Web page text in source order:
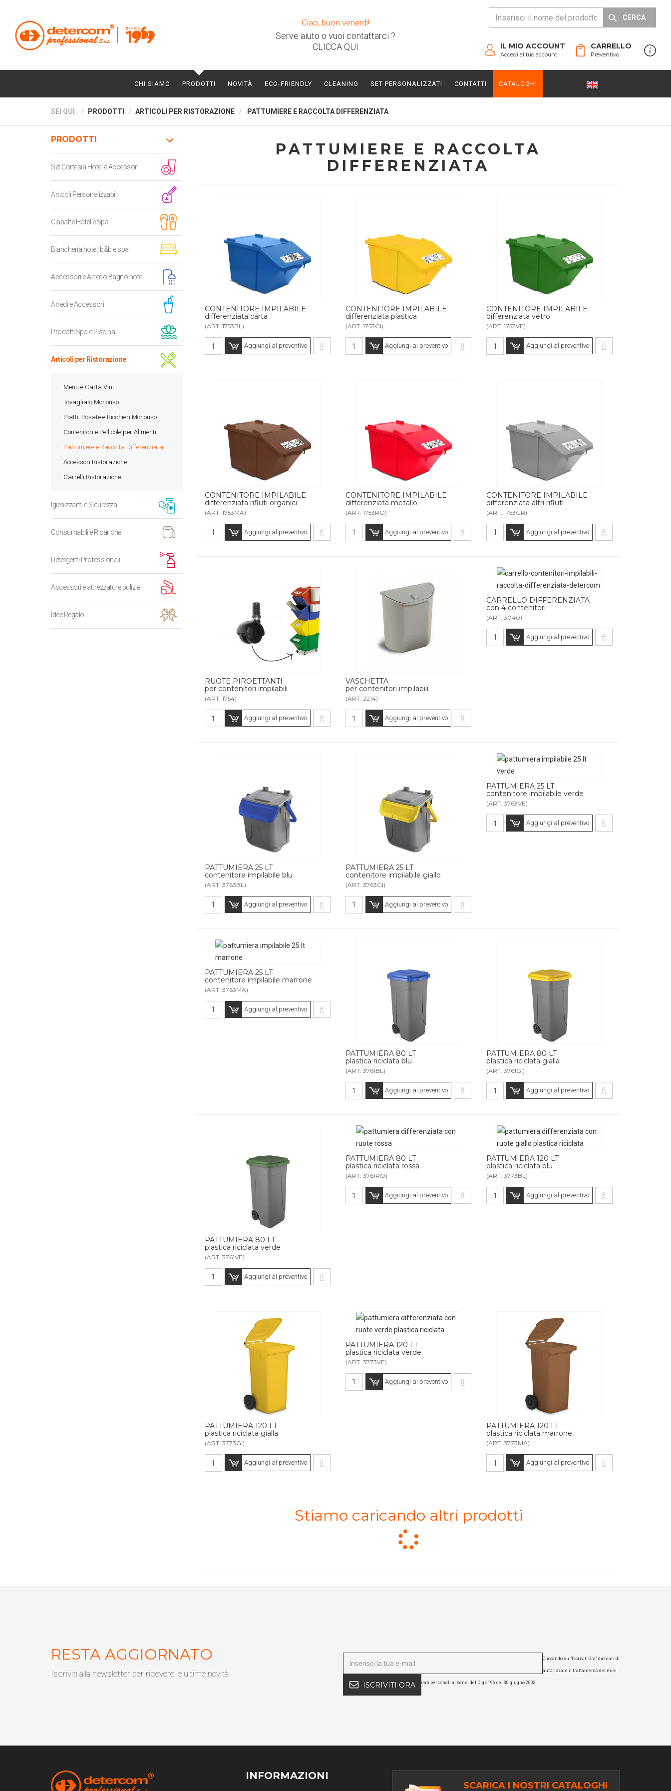
Ciao, buon venerdì!
Serve aiuto o vuoi contattarci ?
CLICCA QUI
CERCA
CARRELLO
Preventivo
IL MIO ACCOUNT
Accedi al tuo account
CHI SIAMO PRODOTTI NOVITÀ ECO-FRIENDLY CLEANING SET PERSONALIZZATI CONTATTI CATALOGHI
SEI QUI: PRODOTTI ARTICOLI PER RISTORAZIONE PATTUMIERE E RACCOLTA DIFFERENZIATA
PATTUMIERE E RACCOLTA
DIFFERENZIATA
CONTENITORE IMPILABILE
differenziata carta
(ART. 1753BL)
Aggiungi al preventivo
CONTENITORE IMPILABILE
differenziata plastica
(ART. 1753GI)
Aggiungi al preventivo
CONTENITORE IMPILABILE
differenziata vetro
(ART. 1753VE)
Aggiungi al preventivo
CONTENITORE IMPILABILE
differenziata rifiuti organici
(ART. 1753MA)
Aggiungi al preventivo
CONTENITORE IMPILABILE
differenziata metallo
(ART. 1753RO)
Aggiungi al preventivo
CONTENITORE IMPILABILE
differenziata altri rifiuti
(ART. 1753GR)
Aggiungi al preventivo
RUOTE PIROETTANTI
per contenitori impilabili
(ART. 1754)
Aggiungi al preventivo
VASCHETTA
per contenitori impilabili
(ART. 2214)
Aggiungi al preventivo
CARRELLO DIFFERENZIATA
con 4 contenitori
(ART. 3040)
Aggiungi al preventivo
PATTUMIERA 25 LT
contenitore impilabile blu
(ART. 3763BL)
Aggiungi al preventivo
PATTUMIERA 25 LT
contenitore impilabile giallo
(ART. 3763GI)
Aggiungi al preventivo
PATTUMIERA 25 LT
contenitore impilabile verde
(ART. 3763VE)
Aggiungi al preventivo
PATTUMIERA 25 LT
contenitore impilabile marrone
(ART. 3763MA)
Aggiungi al preventivo
PATTUMIERA 80 LT
plastica riciclata blu
(ART. 3761BL)
Aggiungi al preventivo
PATTUMIERA 80 LT
plastica riciclata gialla
(ART. 3761GI)
Aggiungi al preventivo
PATTUMIERA 80 LT
plastica riciclata verde
(ART. 3761VE)
Aggiungi al preventivo
PATTUMIERA 80 LT
plastica riciclata rossa
(ART. 3761RO)
Aggiungi al preventivo
PATTUMIERA 120 LT
plastica riciclata blu
(ART. 3773BL)
Aggiungi al preventivo
PATTUMIERA 120 LT
plastica riciclata gialla
(ART. 3773GI)
Aggiungi al preventivo
PATTUMIERA 120 LT
plastica riciclata verde
(ART. 3773VE)
Aggiungi al preventivo
PATTUMIERA 120 LT
plastica riciclata marrone
(ART. 3773MA)
Aggiungi al preventivo
Stiamo caricando altri prodotti
PRODOTTI
Set Cortesia Hotel e Accessori
Articoli Personalizzabili
Ciabatte Hotel e Spa
Biancheria hotel, b&b e spa
Accessori e Arredo Bagno hotel
Arredi e Accessori
Prodotti Spa e Piscina
Articoli per Ristorazione
Menu e Carta Vini
Tovagliato Monouso
Piatti, Posate e Bicchieri Monouso
Contenitori e Pellicole per Alimenti
Pattumiere e Raccolta Differenziata
Accessori Ristorazione
Carrelli Ristorazione
Igienizzanti e Sicurezza
Consumabili e Ricariche
Detergenti Professionali
Accessori e attrezzature pulizie
Idee Regalo
RESTA AGGIORNATO
Iscriviti alla newsletter per ricevere le ultime novità
ISCRIVITI ORA
Cliccando su "Iscriviti Ora" dichiari di
autorizzare il trattamento dei miei
dati personali ai sensi del Dlgs 196 del 30 giugno 2003
INFORMAZIONI
SCARICA I NOSTRI CATALOGHI